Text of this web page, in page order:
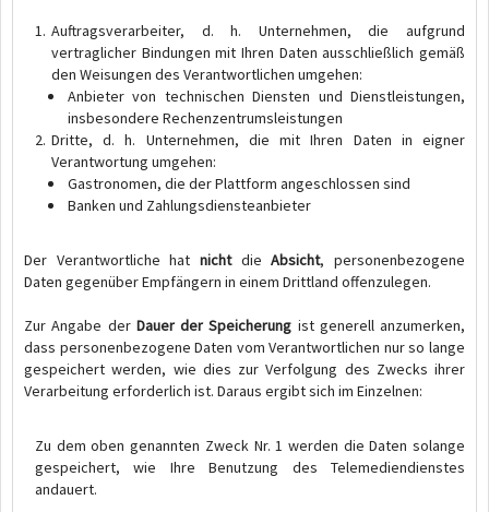
Auftragsverarbeiter, d. h. Unternehmen, die aufgrund
vertraglicher Bindungen mit Ihren Daten ausschließlich gemäß
den Weisungen des Verantwortlichen umgehen:
Anbieter von technischen Diensten und Dienstleistungen,
insbesondere Rechenzentrumsleistungen
Dritte, d. h. Unternehmen, die mit Ihren Daten in eigner
Verantwortung umgehen:
Gastronomen, die der Plattform angeschlossen sind
Banken und Zahlungsdiensteanbieter
Der Verantwortliche hat nichtdieAbsicht, personenbezogene
Daten gegenüber Empfängern in einem Drittland offenzulegen.
Zur Angabe der Dauer der Speicherung ist generell anzumerken,
dass personenbezogene Daten vom Verantwortlichen nur so lange
gespeichert werden, wie dies zur Verfolgung des Zwecks ihrer
Verarbeitung erforderlich ist. Daraus ergibt sich im Einzelnen:
Zu dem oben genannten Zweck Nr. 1 werden die Daten solange
gespeichert, wie Ihre Benutzung des Telemediendienstes
andauert.